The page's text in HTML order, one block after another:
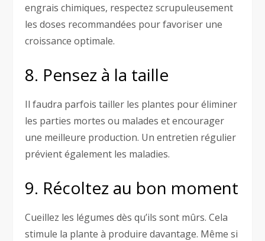
engrais chimiques, respectez scrupuleusement
les doses recommandées pour favoriser une
croissance optimale.
8. Pensez à la taille
Il faudra parfois tailler les plantes pour éliminer
les parties mortes ou malades et encourager
une meilleure production. Un entretien régulier
prévient également les maladies.
9. Récoltez au bon moment
Cueillez les légumes dès qu’ils sont mûrs. Cela
stimule la plante à produire davantage. Même si